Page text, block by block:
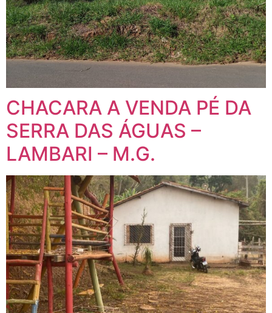
CHACARA A VENDA PÉ DA
SERRA DAS ÁGUAS –
LAMBARI – M.G.